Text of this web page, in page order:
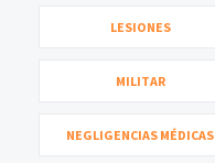
LESIONES
MILITAR
NEGLIGENCIAS MÉDICAS